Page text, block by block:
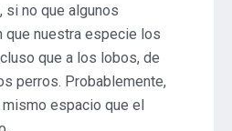
no que algunos
nuestra especie los
que a los lobos, de
perros. Probablemente,
espacio que el